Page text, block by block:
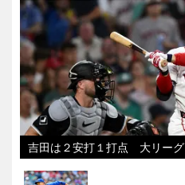
吉田は２安打１打点 大リーグ